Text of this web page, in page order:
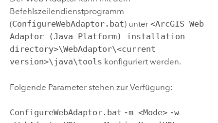
Befehlszeilendienstprogramm
(ConfigureWebAdaptor.bat) unter <ArcGIS Web
Adaptor (Java Platform) installation
directory>\WebAdaptor\<current
version>\java\tools konfiguriert werden.
Folgende Parameter stehen zur Verfügung:
ConfigureWebAdaptor.bat -m <Mode> -w